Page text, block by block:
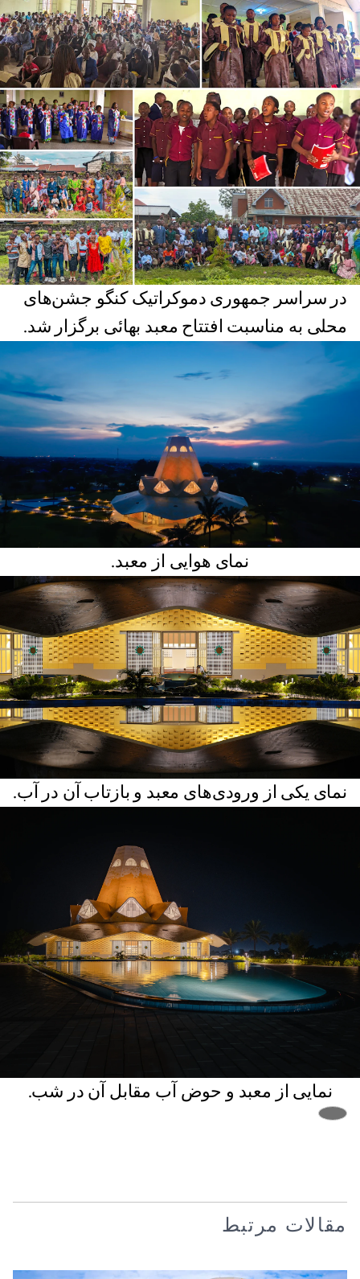
در سراسر جمهوری دموکراتیک کنگو جشن‌های
محلی به مناسبت افتتاح معبد بهائی برگزار شد.
نمای هوایی از معبد.
نمای یکی از ورودی‌های معبد و بازتاب آن در آب.
نمایی از معبد و حوض آب مقابل آن در شب.
مقالات مرتبط